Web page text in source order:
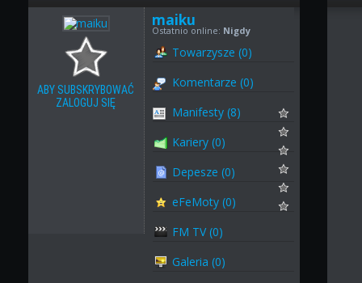
ABY SUBSKRYBOWAĆ
ZALOGUJ SIĘ
maiku
Ostatnio online: Nigdy
Towarzysze (0)
Komentarze (0)
Manifesty (8)
Kariery (0)
Depesze (0)
eFeMoty (0)
FM TV (0)
Galeria (0)